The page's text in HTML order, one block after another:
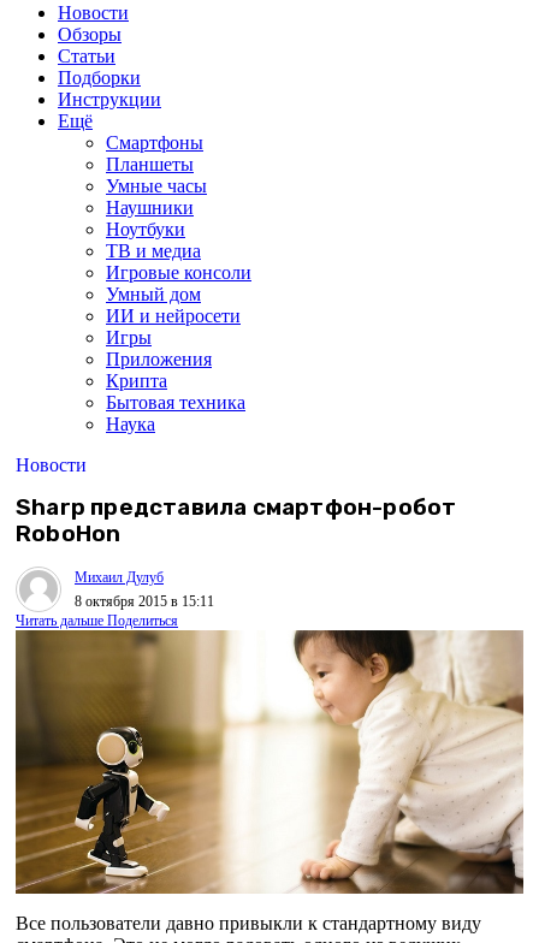
Новости
Обзоры
Статьи
Подборки
Инструкции
Ещё
Смартфоны
Планшеты
Умные часы
Наушники
Ноутбуки
ТВ и медиа
Игровые консоли
Умный дом
ИИ и нейросети
Игры
Приложения
Крипта
Бытовая техника
Наука
Новости
Sharp представила смартфон-робот
RoboHon
Михаил Дулуб
8 октября 2015 в 15:11
Читать дальше Поделиться
Все пользователи давно привыкли к стандартному виду